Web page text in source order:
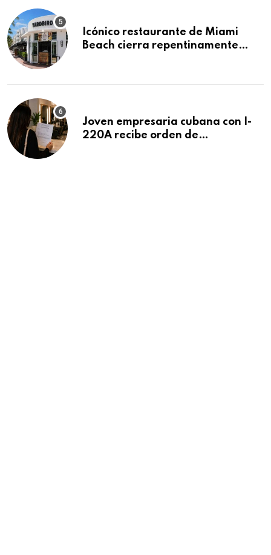
Icónico restaurante de Miami
Beach cierra repentinamente
Joven empresaria cubana con I-
220A recibe orden de